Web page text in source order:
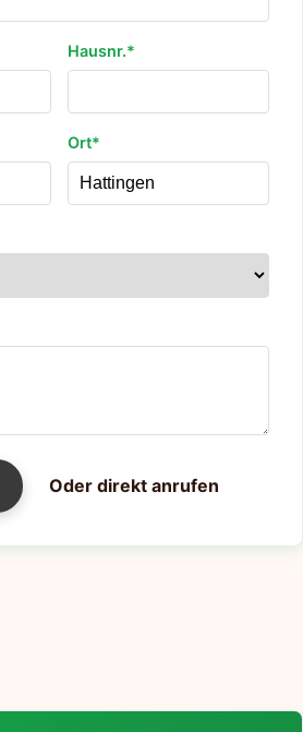
Hausnr.*
Ort*
Oder direkt anrufen